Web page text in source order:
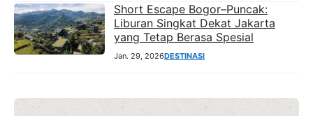
Short Escape Bogor–Puncak:
Liburan Singkat Dekat Jakarta
yang Tetap Berasa Spesial
Jan. 29, 2026DESTINASI